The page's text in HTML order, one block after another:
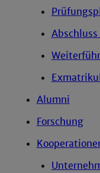
Alumni
Forschung